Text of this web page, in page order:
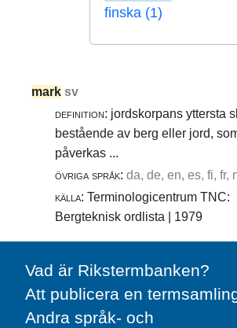
finska (1)
mark sv
definition: jordskorpans yttersta
bestående av berg eller jord,
påverkas ...
övriga språk: da, de, en, es, fi, fr,
källa: Terminologicentrum TNC:
Bergteknisk ordlista | 1979
Vad är Rikstermbanken?
Att publicera en
Andra språk- och